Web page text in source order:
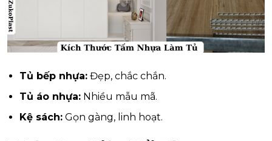
Tủ bếp nhựa: Đẹp, chắc chắn.
Tủ áo nhựa: Nhiều mẫu mã.
Kệ sách: Gọn gàng, linh hoạt.